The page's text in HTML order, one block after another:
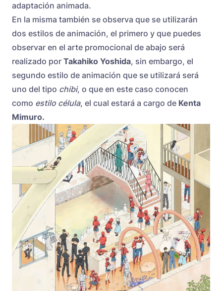
adaptación animada.
En la misma también se observa que se utilizarán
dos estilos de animación, el primero y que puedes
observar en el arte promocional de abajo será
realizado por Takahiko Yoshida, sin embargo, el
segundo estilo de animación que se utilizará será
uno del tipo chibi, o que en este caso conocen
como estilo célula, el cual estará a cargo de Kenta
Mimuro.